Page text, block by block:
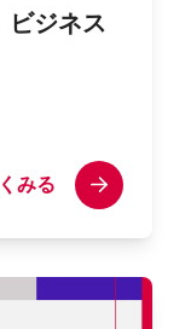
ビジネス
みる